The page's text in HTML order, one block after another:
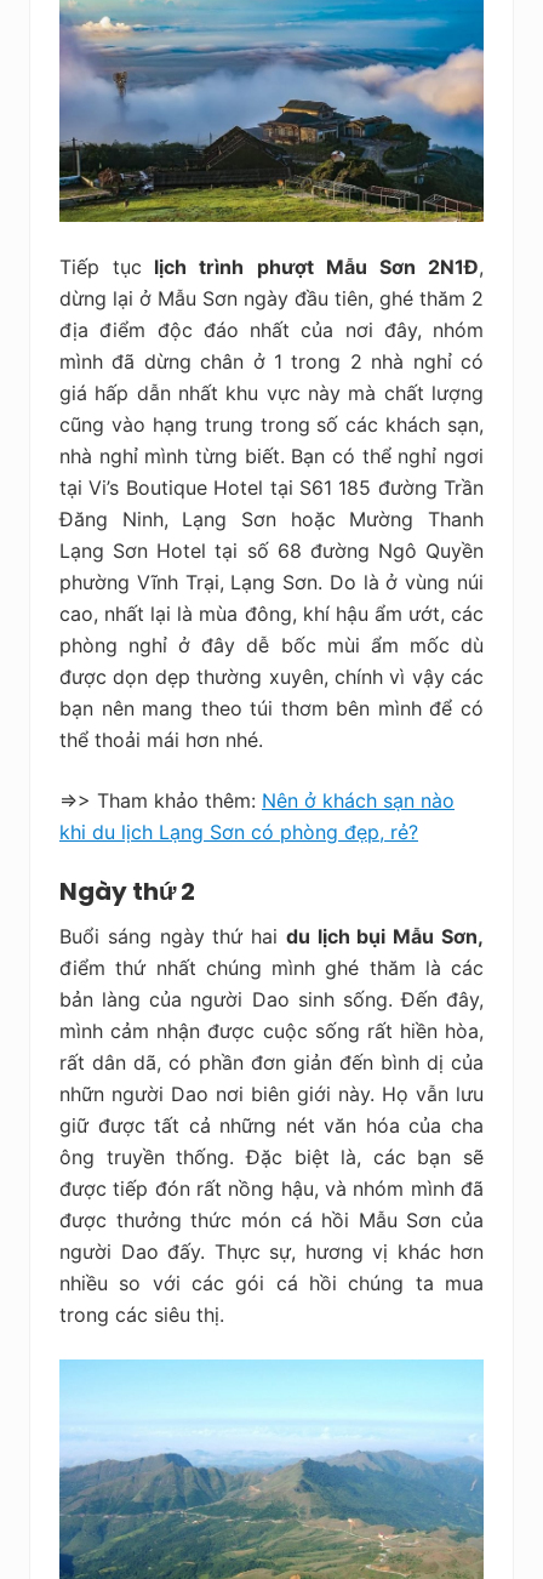
Tiếp tục lịch trình phượt Mẫu Sơn 2N1Đ,
dừng lại ở Mẫu Sơn ngày đầu tiên, ghé thăm 2
địa điểm độc đáo nhất của nơi đây, nhóm
mình đã dừng chân ở 1 trong 2 nhà nghỉ có
giá hấp dẫn nhất khu vực này mà chất lượng
cũng vào hạng trung trong số các khách sạn,
nhà nghỉ mình từng biết. Bạn có thể nghỉ ngơi
tại Vi’s Boutique Hotel tại S61 185 đường Trần
Đăng Ninh, Lạng Sơn hoặc Mường Thanh
Lạng Sơn Hotel tại số 68 đường Ngô Quyền
phường Vĩnh Trại, Lạng Sơn. Do là ở vùng núi
cao, nhất lại là mùa đông, khí hậu ẩm ướt, các
phòng nghỉ ở đây dễ bốc mùi ẩm mốc dù
được dọn dẹp thường xuyên, chính vì vậy các
bạn nên mang theo túi thơm bên mình để có
thể thoải mái hơn nhé.
=>> Tham khảo thêm: Nên ở khách sạn nào
khi du lịch Lạng Sơn có phòng đẹp, rẻ?
Ngày thứ 2
Buổi sáng ngày thứ hai du lịch bụi Mẫu Sơn,
điểm thứ nhất chúng mình ghé thăm là các
bản làng của người Dao sinh sống. Đến đây,
mình cảm nhận được cuộc sống rất hiền hòa,
rất dân dã, có phần đơn giản đến bình dị của
nhữn người Dao nơi biên giới này. Họ vẫn lưu
giữ được tất cả những nét văn hóa của cha
ông truyền thống. Đặc biệt là, các bạn sẽ
được tiếp đón rất nồng hậu, và nhóm mình đã
được thưởng thức món cá hồi Mẫu Sơn của
người Dao đấy. Thực sự, hương vị khác hơn
nhiều so với các gói cá hồi chúng ta mua
trong các siêu thị.